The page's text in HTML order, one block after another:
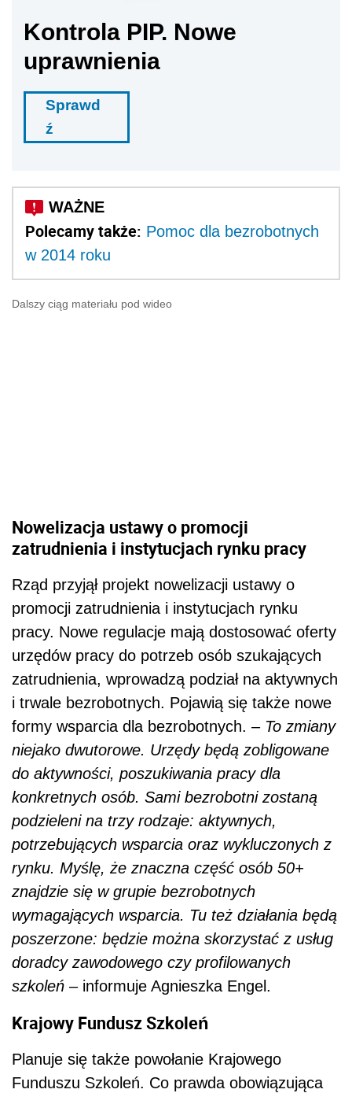
Kontrola PIP. Nowe
uprawnienia
Sprawd
ź
Polecamy także: Pomoc dla bezrobotnych
w 2014 roku
Dalszy ciąg materiału pod wideo
Nowelizacja ustawy o promocji
zatrudnienia i instytucjach rynku pracy
Rząd przyjął projekt nowelizacji ustawy o
promocji zatrudnienia i instytucjach rynku
pracy. Nowe regulacje mają dostosować oferty
urzędów pracy do potrzeb osób szukających
zatrudnienia, wprowadzą podział na aktywnych
i trwale bezrobotnych. Pojawią się także nowe
formy wsparcia dla bezrobotnych. – To zmiany
niejako dwutorowe. Urzędy będą zobligowane
do aktywności, poszukiwania pracy dla
konkretnych osób. Sami bezrobotni zostaną
podzieleni na trzy rodzaje: aktywnych,
potrzebujących wsparcia oraz wykluczonych z
rynku. Myślę, że znaczna część osób 50+
znajdzie się w grupie bezrobotnych
wymagających wsparcia. Tu też działania będą
poszerzone: będzie można skorzystać z usług
doradcy zawodowego czy profilowanych
szkoleń – informuje Agnieszka Engel.
Krajowy Fundusz Szkoleń
Planuje się także powołanie Krajowego
Funduszu Szkoleń. Co prawda obowiązująca